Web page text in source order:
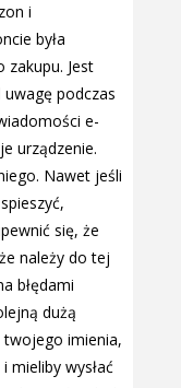
i
była
Jest
podczas
e-
urządzenie.
Nawet jeśli
się, że
należy do tej
błędami
dużą
imienia,
mieliby wysłać